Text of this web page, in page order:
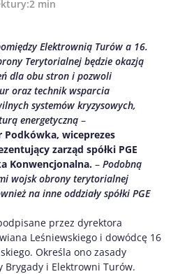
2 min
Elektrownią Turów a 16.
Terytorialnej będzie okazją
dla obu stron i pozwoli
oraz technik wsparcia
systemów kryzysowych,
energetyczną –
Podkówka, wiceprezes
zarząd spółki PGE
Konwencjonalna. – Podobną
wojsk obrony terytorialnej
na inne oddziały spółki PGE
przez dyrektora
Leśniewskiego i dowódcę 16
Określa ono zasady
Brygady i Elektrowni Turów.